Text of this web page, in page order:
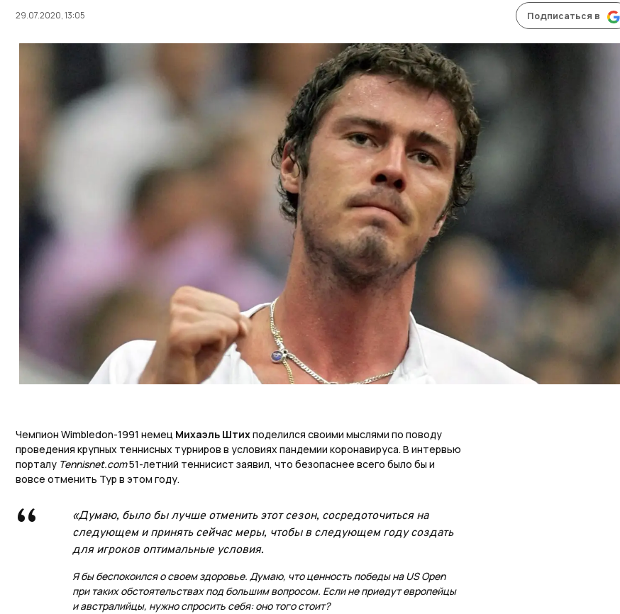
29.07.2020, 13:05 Подписаться в
Чемпион Wimbledon-1991 немец Михаэль Штихподелился своими мыслями по поводу
проведения крупных теннисных турниров в условиях пандемии коронавируса. В интервью
порталу Тennisnet.com51-летний теннисист заявил, что безопаснее всего было бы и
вовсе отменить Тур в этом году.
«Думаю, было бы лучше отменить этот сезон, сосредоточиться на
следующем и принять сейчас меры, чтобы в следующем году создать
для игроков оптимальные условия.
Я бы беспокоился о своем здоровье. Думаю, что ценность победы на US Open
при таких обстоятельствах под большим вопросом. Если не приедут европейцы
и австралийцы, нужно спросить себя: оно того стоит?